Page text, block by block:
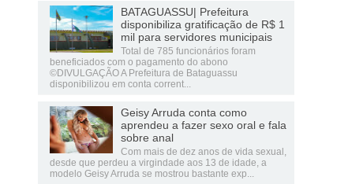
BATAGUASSU| Prefeitura
disponibiliza gratificação de R$ 1
mil para servidores municipais
Total de 785 funcionários foram
beneficiados com o pagamento do abono
©DIVULGAÇÃO A Prefeitura de Bataguassu
disponibilizou em conta corrent...
Geisy Arruda conta como
aprendeu a fazer sexo oral e fala
sobre anal
Com mais de dez anos de vida sexual,
desde que perdeu a virgindade aos 13 de idade, a
modelo Geisy Arruda se mostrou bastante exp...